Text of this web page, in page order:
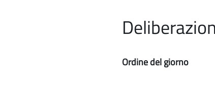
Ordine del giorno